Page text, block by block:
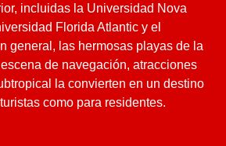
incluidas la Universidad Nova
Florida Atlantic y el
general, las hermosas playas de la
de navegación, atracciones
la convierten en un destino
como para residentes.